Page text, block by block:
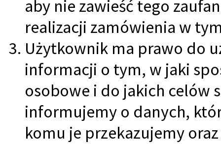
aby nie zawieść tego
realizacji zamówienia w
Użytkownik ma prawo do
informacji o tym, w jaki
osobowe i do jakich celów
informujemy o danych,
komu je przekazujemy